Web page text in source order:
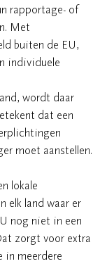
rapportage- of
Met
buiten de EU,
individuele
wordt daar
dat een
moet aanstellen.
lokale
elk land waar er
nog niet in een
zorgt voor extra
in meerdere